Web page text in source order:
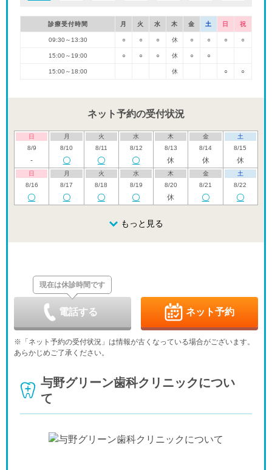
診療受付時間 月 火 水 木 金 土 日 祝
09:30～13:30 ○ ○ ○ 休 ○ ○ ○ ○
15:00～19:00 ○ ○ ○ 休 ○ ○
15:00～18:00 休 ○ ○
ネット予約の受付状況
日
8/9
-
月
8/10
火
8/11
水
8/12
木
8/13
休
金
8/14
休
土
8/15
休
日
8/16
月
8/17
火
8/18
水
8/19
木
8/20
休
金
8/21
土
8/22
8/26
9/6
月
9/7
火
9/8
9/10
休
9/11
9/12
- - - -
木
休 -
日
-
月
-
火
- - 休 -
日
もっと見る
現在は休診時間です
電話する ネット予約
※「ネット予約の受付状況」は情報が古くなっている場合がございます。
あらかじめご了承ください。
与野グリーン歯科クリニックについ
て